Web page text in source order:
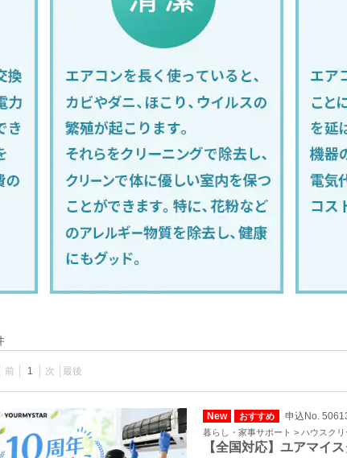
前 1 次 最後
New おすすめ 申込No.
暮らし・家事サポート > ハウスク
【全国対応】ユアマイ